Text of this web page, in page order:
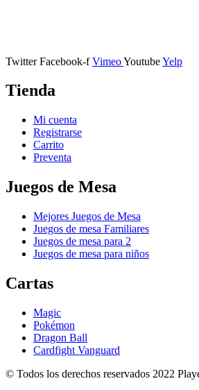
Twitter Facebook-f VimeoYoutubeYelp
Tienda
Mi cuenta
Registrarse
Carrito
Preventa
Juegos de Mesa
Mejores Juegos de Mesa
Juegos de mesa Familiares
Juegos de mesa para 2
Juegos de mesa para niños
Cartas
Magic
Pokémon
Dragon Ball
Cardfight Vanguard
© Todos los derechos reservados 2022